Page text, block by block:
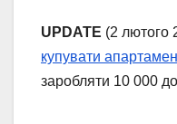
UPDATE (2 лютого
купувати
заробляти 10 000